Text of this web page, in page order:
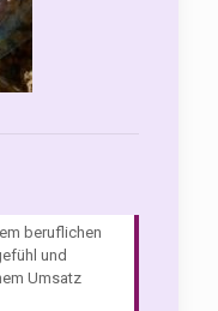
beruflichen
und
Umsatz